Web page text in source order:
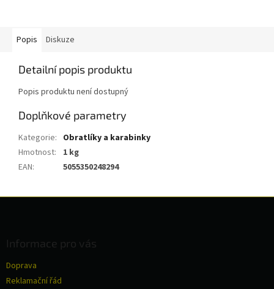
Popis Diskuze
Detailní popis produktu
Popis produktu není dostupný
Doplňkové parametry
Kategorie: Obratlíky a karabinky
Hmotnost:
1 kg
EAN: 5055350248294
Informace pro vás
Doprava
Reklamační řád